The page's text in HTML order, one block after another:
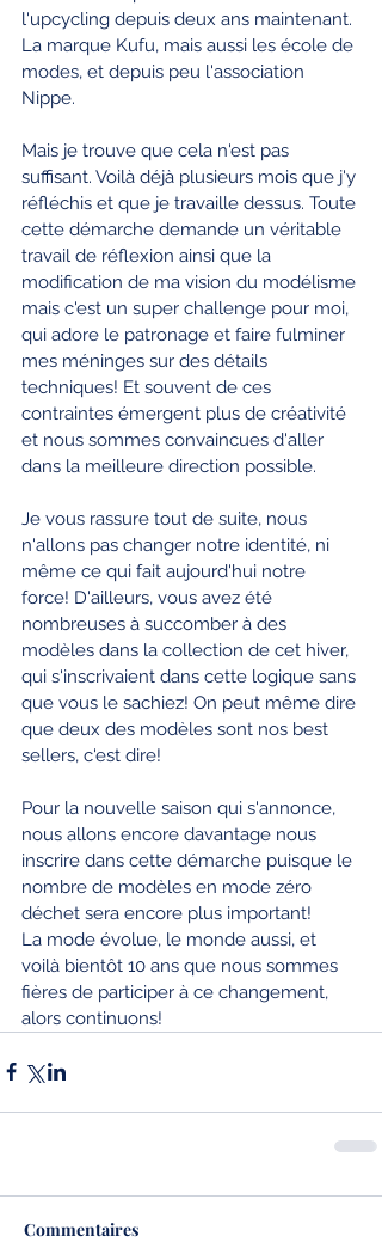
l'upcycling depuis deux ans maintenant.
La marque Kufu, mais aussi les école de
modes, et depuis peu l'association
Nippe.
Mais je trouve que cela n'est pas
suffisant. Voilà déjà plusieurs mois que j'y
réfléchis et que je travaille dessus. Toute
cette démarche demande un véritable
travail de réflexion ainsi que la
modification de ma vision du modélisme
mais c'est un super challenge pour moi,
qui adore le patronage et faire fulminer
mes méninges sur des détails
techniques! Et souvent de ces
contraintes émergent plus de créativité
et nous sommes convaincues d'aller
dans la meilleure direction possible.
Je vous rassure tout de suite, nous
n'allons pas changer notre identité, ni
même ce qui fait aujourd'hui notre
force! D'ailleurs, vous avez été
nombreuses à succomber à des
modèles dans la collection de cet hiver,
qui s'inscrivaient dans cette logique sans
que vous le sachiez! On peut même dire
que deux des modèles sont nos best
sellers, c'est dire!
Pour la nouvelle saison qui s'annonce,
nous allons encore davantage nous
inscrire dans cette démarche puisque le
nombre de modèles en mode zéro
déchet sera encore plus important!
La mode évolue, le monde aussi, et
voilà bientôt 10 ans que nous sommes
fières de participer à ce changement,
alors continuons!
Commentaires